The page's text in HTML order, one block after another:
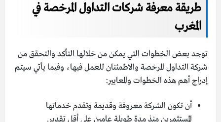
طريقة معرفة شركات التداول المرخصة في
المغرب
توجد بعض الخطوات التي يمكن من خلالها التأكد والتحقق من
شركة التداول المرخصة والاطمئنان للعمل فيها، وفيما يأتي سيتم
إدراج أهم هذه الخطوات والمعايير:
أن تكون الشركة معروفة وقديمة وتقدم خدماتها
المستثمرين منذ مدة طويلة عامين على أقل تقدير.